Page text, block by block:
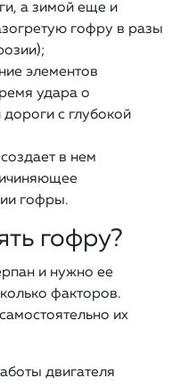
а зимой еще и
гофру в разы
элементов
удара о
с глубокой
в нем
гофры.
гофру?
и нужно ее
факторов.
их
двигателя